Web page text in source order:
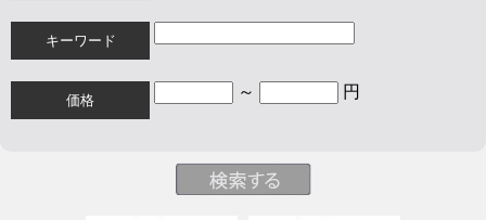
キーワード
価格 ～ 円